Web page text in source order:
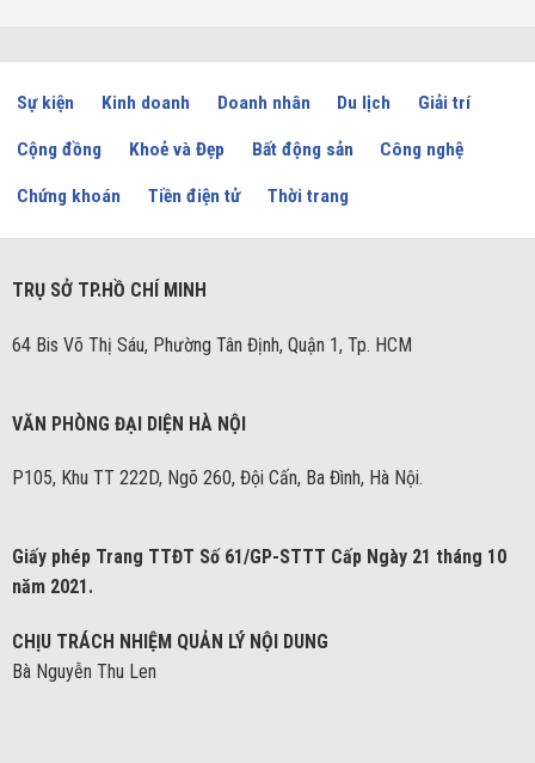
Sự kiện Kinh doanh Doanh nhân Du lịch Giải trí
Cộng đồng Khoẻ và Đẹp Bất động sản Công nghệ
Chứng khoán Tiền điện tử Thời trang
TRỤ SỞ TP.HỒ CHÍ MINH
64 Bis Võ Thị Sáu, Phường Tân Định, Quận 1, Tp. HCM
VĂN PHÒNG ĐẠI DIỆN HÀ NỘI
P105, Khu TT 222D, Ngõ 260, Đội Cấn, Ba Đình, Hà Nội.
Giấy phép Trang TTĐT Số 61/GP-STTT Cấp Ngày 21 tháng 10
năm 2021.
CHỊU TRÁCH NHIỆM QUẢN LÝ NỘI DUNG
Bà Nguyễn Thu Len